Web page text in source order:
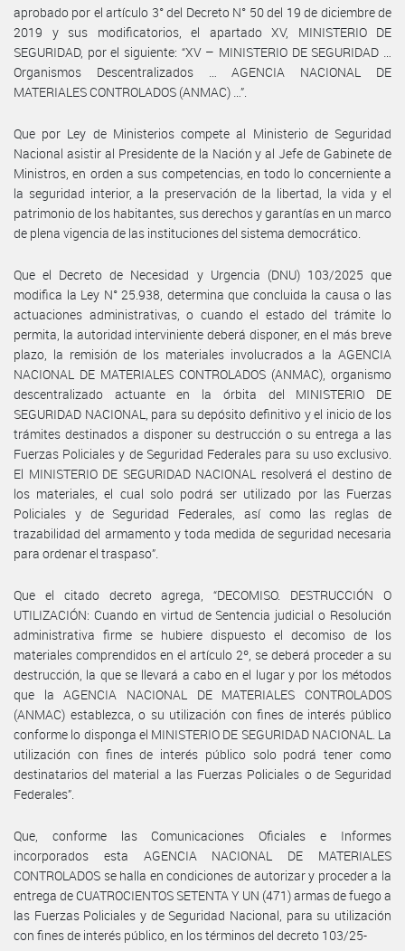
aprobado por el artículo 3° del Decreto N° 50 del 19 de diciembre de
2019 y sus modificatorios, el apartado XV, MINISTERIO DE
SEGURIDAD, por el siguiente: “XV – MINISTERIO DE SEGURIDAD …
Organismos Descentralizados … AGENCIA NACIONAL DE
MATERIALES CONTROLADOS (ANMAC) …”.
Que por Ley de Ministerios compete al Ministerio de Seguridad
Nacional asistir al Presidente de la Nación y al Jefe de Gabinete de
Ministros, en orden a sus competencias, en todo lo concerniente a
la seguridad interior, a la preservación de la libertad, la vida y el
patrimonio de los habitantes, sus derechos y garantías en un marco
de plena vigencia de las instituciones del sistema democrático.
Que el Decreto de Necesidad y Urgencia (DNU) 103/2025 que
modifica la Ley N° 25.938, determina que concluida la causa o las
actuaciones administrativas, o cuando el estado del trámite lo
permita, la autoridad interviniente deberá disponer, en el más breve
plazo, la remisión de los materiales involucrados a la AGENCIA
NACIONAL DE MATERIALES CONTROLADOS (ANMAC), organismo
descentralizado actuante en la órbita del MINISTERIO DE
SEGURIDAD NACIONAL, para su depósito definitivo y el inicio de los
trámites destinados a disponer su destrucción o su entrega a las
Fuerzas Policiales y de Seguridad Federales para su uso exclusivo.
El MINISTERIO DE SEGURIDAD NACIONAL resolverá el destino de
los materiales, el cual solo podrá ser utilizado por las Fuerzas
Policiales y de Seguridad Federales, así como las reglas de
trazabilidad del armamento y toda medida de seguridad necesaria
para ordenar el traspaso”.
Que el citado decreto agrega, “DECOMISO. DESTRUCCIÓN O
UTILIZACIÓN: Cuando en virtud de Sentencia judicial o Resolución
administrativa firme se hubiere dispuesto el decomiso de los
materiales comprendidos en el artículo 2º, se deberá proceder a su
destrucción, la que se llevará a cabo en el lugar y por los métodos
que la AGENCIA NACIONAL DE MATERIALES CONTROLADOS
(ANMAC) establezca, o su utilización con fines de interés público
conforme lo disponga el MINISTERIO DE SEGURIDAD NACIONAL. La
utilización con fines de interés público solo podrá tener como
destinatarios del material a las Fuerzas Policiales o de Seguridad
Federales”.
Que, conforme las Comunicaciones Oficiales e Informes
incorporados esta AGENCIA NACIONAL DE MATERIALES
CONTROLADOS se halla en condiciones de autorizar y proceder a la
entrega de CUATROCIENTOS SETENTA Y UN (471) armas de fuego a
las Fuerzas Policiales y de Seguridad Nacional, para su utilización
con fines de interés público, en los términos del decreto 103/25-